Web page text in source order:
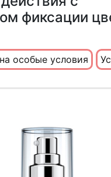
фиксации
особые условия